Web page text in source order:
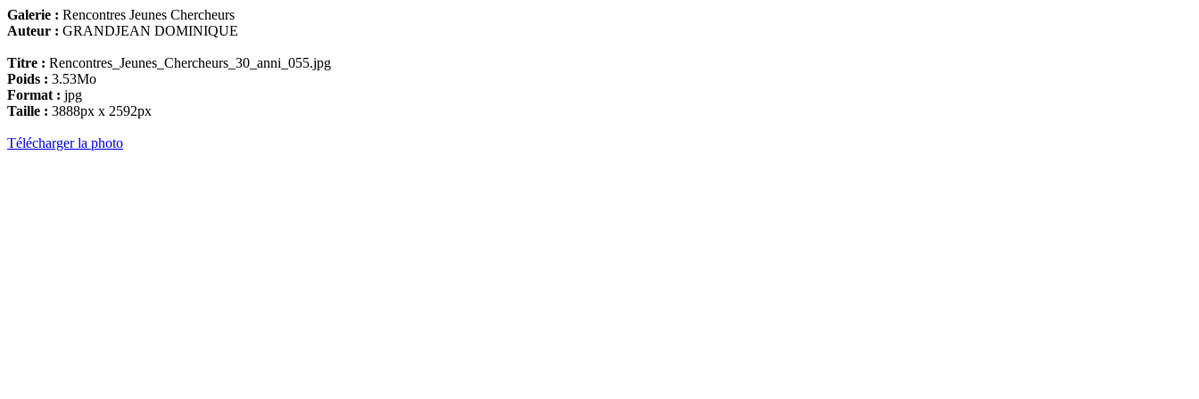
Galerie : Rencontres Jeunes Chercheurs
Auteur : GRANDJEAN DOMINIQUE
Titre : Rencontres_Jeunes_Chercheurs_30_anni_055.jpg
Poids : 3.53Mo
Format : jpg
Taille : 3888px x 2592px
Télécharger la photo